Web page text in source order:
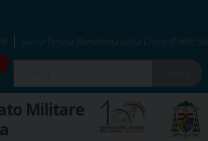
Santa Teresa Benedetta della Croce (Edith)
Militare